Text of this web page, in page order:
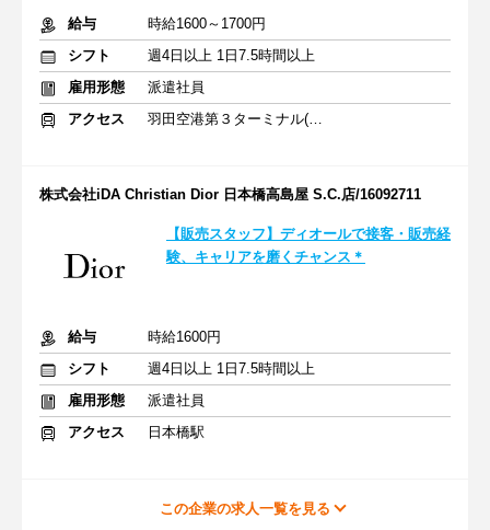
給与
時給1600～1700円
シフト
週4日以上 1日7.5時間以上
雇用形態
派遣社員
アクセス
羽田空港第３ターミナル(京急)駅
株式会社iDA Christian Dior 日本橋高島屋 S.C.店/16092711
【販売スタッフ】ディオールで接客・販売経
験、キャリアを磨くチャンス＊
給与
時給1600円
シフト
週4日以上 1日7.5時間以上
雇用形態
派遣社員
アクセス
日本橋駅
この企業の求人一覧を見る